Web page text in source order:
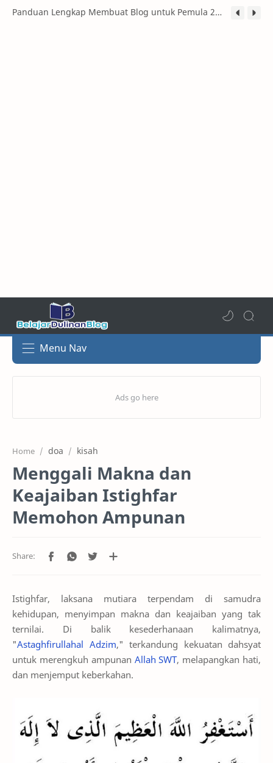
Panduan Lengkap Membuat Blog untuk Pemula 2026: Dari Nol hingga Menghasilkan Uang
Menu Nav
Home doa kisah
Menggali Makna dan
Keajaiban Istighfar
Memohon Ampunan
Istighfar, laksana mutiara terpendam di samudra
kehidupan, menyimpan makna dan keajaiban yang tak
ternilai. Di balik kesederhanaan kalimatnya,
"Astaghfirullahal Adzim," terkandung kekuatan dahsyat
untuk merengkuh ampunan Allah SWT, melapangkan hati,
dan menjemput keberkahan.